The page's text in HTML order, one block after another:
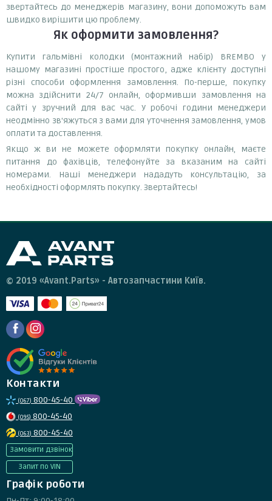
звертайтесь до менеджерів магазину, вони допоможуть вам
швидко вирішити цю проблему.
Як оформити замовлення?
Купити гальмівні колодки (монтажний набір) BREMBO у
нашому магазині простіше простого, адже клієнту доступні
різні способи оформлення замовлення. По-перше, покупку
можна здійснити 24/7 онлайн, оформивши замовлення на
сайті у зручний для вас час. У робочі години менеджери
неодмінно зв'яжуться з вами для уточнення замовлення, умов
оплати та доставлення.
Якщо ж ви не можете оформляти покупку онлайн, маєте
питання до фахівців, телефонуйте за вказаним на сайті
номерами. Наші менеджери нададуть консультацію, за
необхідності оформлять покупку. Звертайтесь!
© 2019 «Avant.Parts» - Автозапчастини Київ.
Контакти
(067) 800-45-40
(095) 800-45-40
(063) 800-45-40
Замовити дзвінок
Запит по VIN
Графік роботи